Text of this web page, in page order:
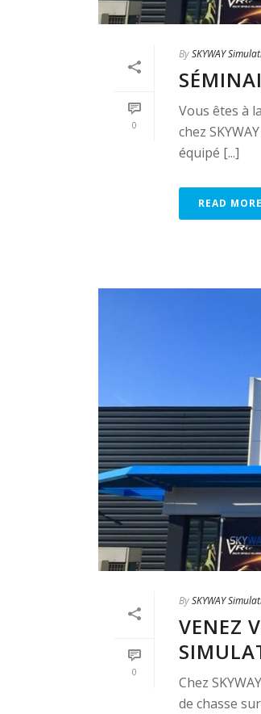
0
BySKYWAY
Vous êtes à
chez
équipé [...]
READ MORE
0
BySKYWAY
VENEZ
Chez
de chasse